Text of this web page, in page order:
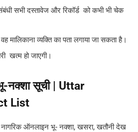
सभी दस्तावेज और रिकॉर्ड को कभी भी चेक
मालिकाना व्यक्ति का पता लगाया जा सकता है।
खत्म हो जाएगी।
नक्शा सूची | Uttar
List
ऑनलाइन भू- नक्शा, खसरा, खतौनी देख